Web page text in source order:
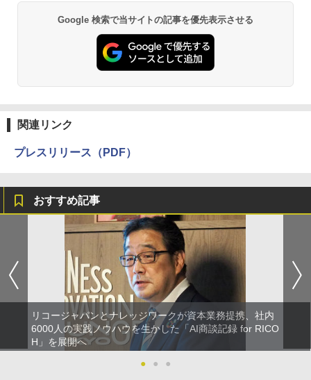
Google 検索で当サイトの記事を優先表示させる
関連リンク
プレスリリース（PDF）
おすすめ記事
リコージャパンとナレッジワークが資本業務提携、社内
6000人の実践ノウハウを生かした「AI商談記録 for RICO
H」を展開へ
●
● ●